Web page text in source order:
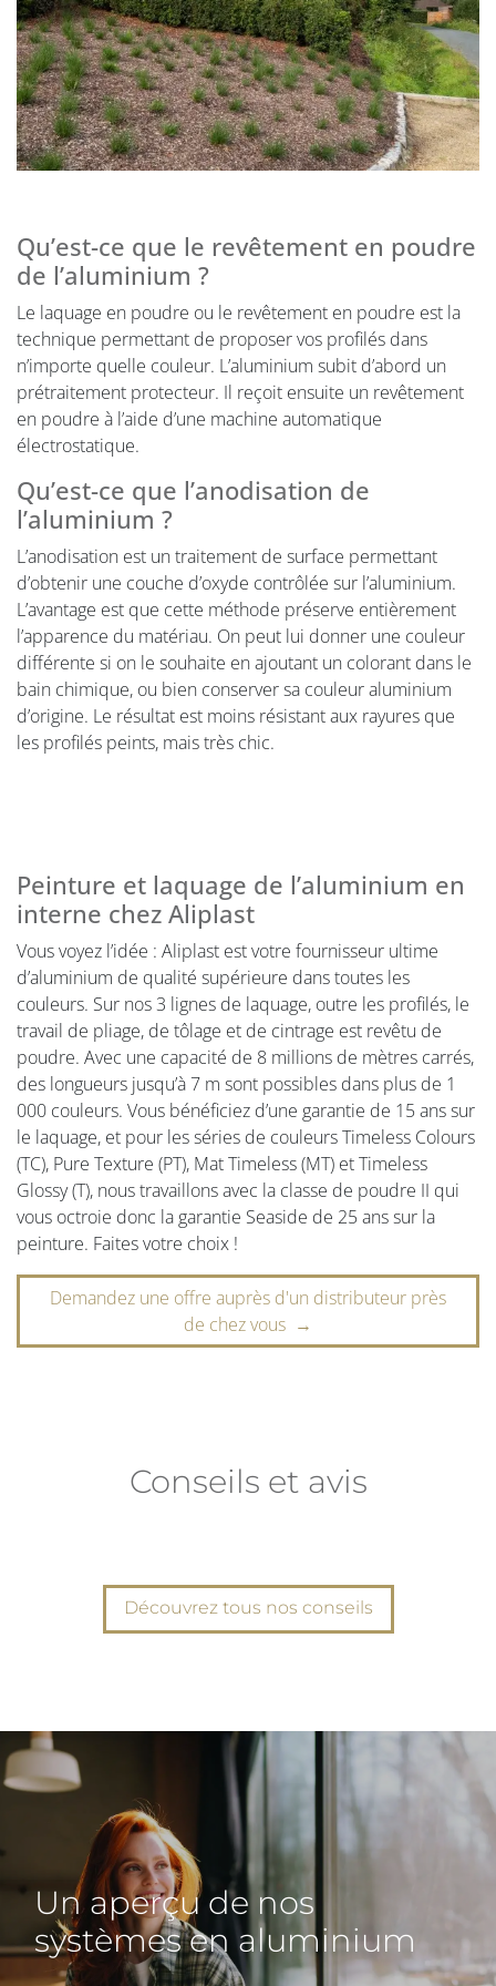
Qu’est-ce que le revêtement en poudre
de l’aluminium ?
Le laquage en poudre ou le revêtement en poudre est la
technique permettant de proposer vos profilés dans
n’importe quelle couleur. L’aluminium subit d’abord un
prétraitement protecteur. Il reçoit ensuite un revêtement
en poudre à l’aide d’une machine automatique
électrostatique.
Qu’est-ce que l’anodisation de
l’aluminium ?
L’anodisation est un traitement de surface permettant
d’obtenir une couche d’oxyde contrôlée sur l’aluminium.
L’avantage est que cette méthode préserve entièrement
l’apparence du matériau. On peut lui donner une couleur
différente si on le souhaite en ajoutant un colorant dans le
bain chimique, ou bien conserver sa couleur aluminium
d’origine. Le résultat est moins résistant aux rayures que
les profilés peints, mais très chic.
Peinture et laquage de l’aluminium en
interne chez Aliplast
Vous voyez l’idée : Aliplast est votre fournisseur ultime
d’aluminium de qualité supérieure dans toutes les
couleurs. Sur nos 3 lignes de laquage, outre les profilés, le
travail de pliage, de tôlage et de cintrage est revêtu de
poudre. Avec une capacité de 8 millions de mètres carrés,
des longueurs jusqu’à 7 m sont possibles dans plus de 1
000 couleurs. Vous bénéficiez d’une garantie de 15 ans sur
le laquage, et pour les séries de couleurs Timeless Colours
(TC), Pure Texture (PT), Mat Timeless (MT) et Timeless
Glossy (T), nous travaillons avec la classe de poudre II qui
vous octroie donc la garantie Seaside de 25 ans sur la
peinture. Faites votre choix !
Demandez une offre auprès d'un distributeur près
de chez vous →
Conseils et avis
Découvrez tous nos conseils
Un aperçu de nos
systèmes en aluminium